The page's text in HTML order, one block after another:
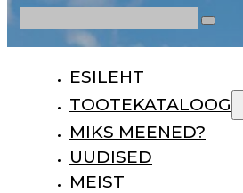
ESILEHT
TOOTEKATALOOG
MIKS MEENED?
UUDISED
MEIST